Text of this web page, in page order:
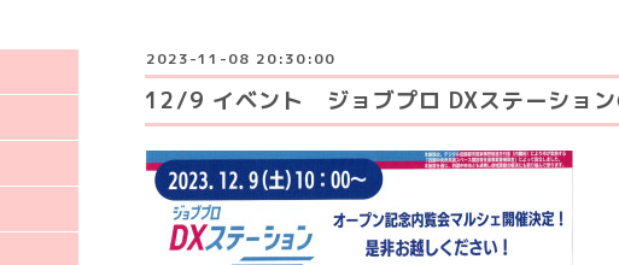
2023-11-08 20:30:00
12/9 イベント ジョブプロ DXステーショ